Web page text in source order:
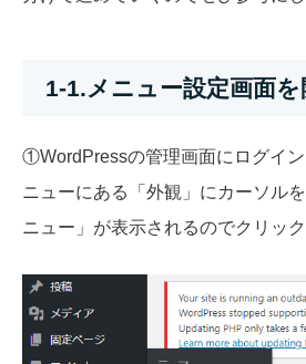
1-1.メニュー設定画面を
①WordPressの管理画面にログイン
ニューにある「外観」にカーソル
ニュー」が表示されるのでクリック